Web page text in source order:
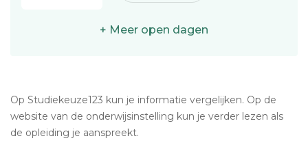
+ Meer open dagen
Op Studiekeuze123 kun je informatie vergelijken. Op de
website van de onderwijsinstelling kun je verder lezen als
de opleiding je aanspreekt.